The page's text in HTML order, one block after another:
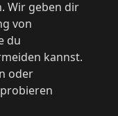
Wir geben dir
von
du
kannst.
oder